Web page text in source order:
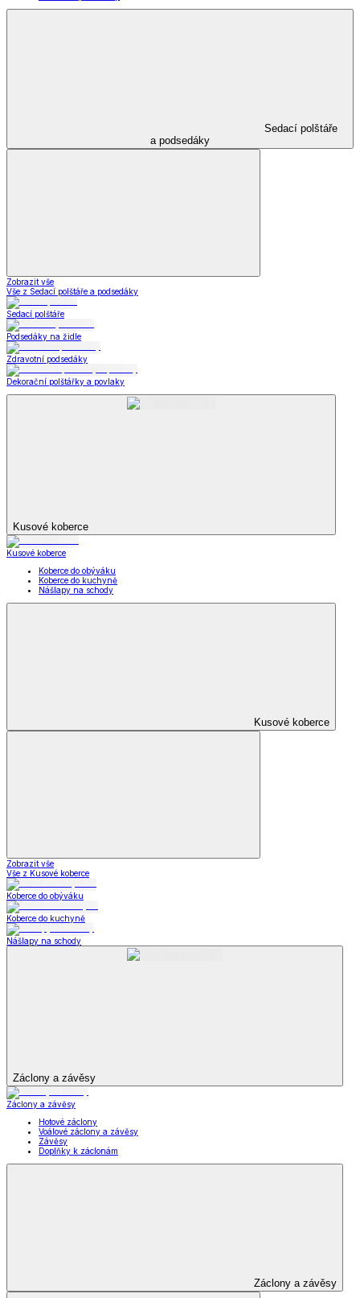
Sedací polštáře
a podsedáky
Zobrazit vše
Vše z Sedací polštáře a podsedáky
Sedací polštáře
Podsedáky na židle
Zdravotní podsedáky
Dekorační polštářky a povlaky
Kusové koberce
Kusové koberce
Koberce do obýváku
Koberce do kuchyně
Nášlapy na schody
Kusové koberce
Zobrazit vše
Vše z Kusové koberce
Koberce do obýváku
Koberce do kuchyně
Nášlapy na schody
Záclony a závěsy
Záclony a závěsy
Hotové záclony
Voálové záclony a závěsy
Závěsy
Doplňky k záclonám
Záclony a závěsy